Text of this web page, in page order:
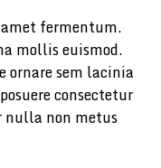
fermentum.
mollis euismod.
ornare sem lacinia
consectetur
nulla non metus